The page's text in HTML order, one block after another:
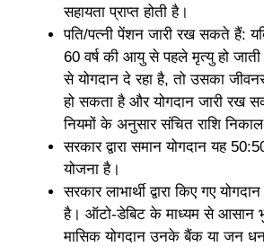
सहायता प्राप्त होती है।
पति/पत्नी पेंशन जारी रख सकते हैं:
60 वर्ष की आयु से पहले मृत्यु हो
से योगदान दे रहा है, तो उसका
हो सकता है और योगदान जारी रख
नियमों के अनुसार संचित राशि
सरकार द्वारा समान योगदान यह
योजना है।
सरकार लाभार्थी द्वारा किए गए
है। ऑटो-डेबिट के माध्यम से आसान
मासिक योगदान उनके बैंक या जन